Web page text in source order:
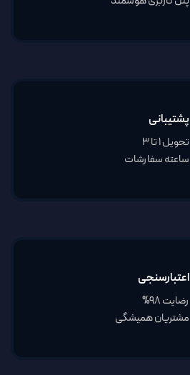
پشتیبانی
تحویل 1 تا 3
ساعته سفارشات
اعتبارسنجی
رضایت 98%
مشتریان همیشگی